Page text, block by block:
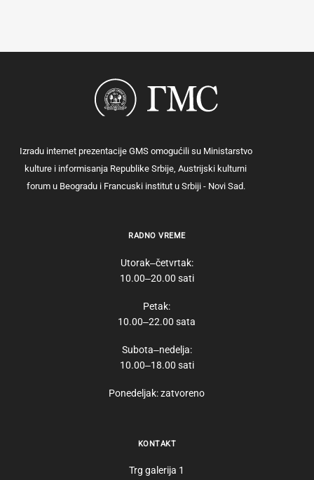
Izradu internet prezentacije GMS omogućili su Ministarstvo
kulture i informisanja Republike Srbije, Austrijski kulturni
forum u Beogradu i Francuski institut u Srbiji - Novi Sad.
RADNO VREME
Utorak‒četvrtak:
10.00‒20.00 sati
Petak:
10.00‒22.00 sata
Subota‒nedelja:
10.00‒18.00 sati
Ponedeljak: zatvoreno
KONTAKT
Trg galerija 1